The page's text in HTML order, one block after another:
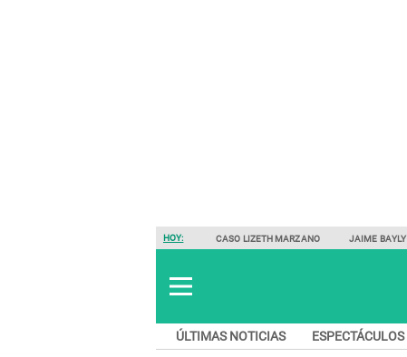
HOY: CASO LIZETH MARZANO JAIME BAYLY
ÚLTIMAS NOTICIAS ESPECTÁCULOS